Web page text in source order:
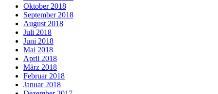
Oktober 2018
September 2018
August 2018
Juli 2018
Juni 2018
Mai 2018
April 2018
März 2018
Februar 2018
Januar 2018